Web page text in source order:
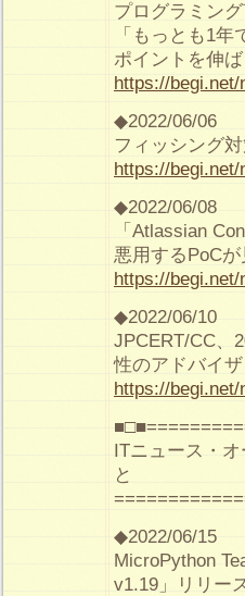
プログラミン
「もっとも1年
ポイントを伸
https://
◆2022/06/06
フィッシング
https://
◆2022/06/08
「Atlassian
悪用するPoCが
https://
◆2022/06/10
JPCERT/CC、
性のアドバイ
https://
ITニュース
と
◆2022/06/15
MicroPython
v1.19」リリー